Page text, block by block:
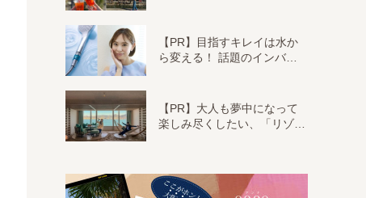
【PR】目指すキレイは水か
ら変える！ 話題のインバ…
【PR】大人も夢中になって
楽しみ尽くしたい、「リゾ…